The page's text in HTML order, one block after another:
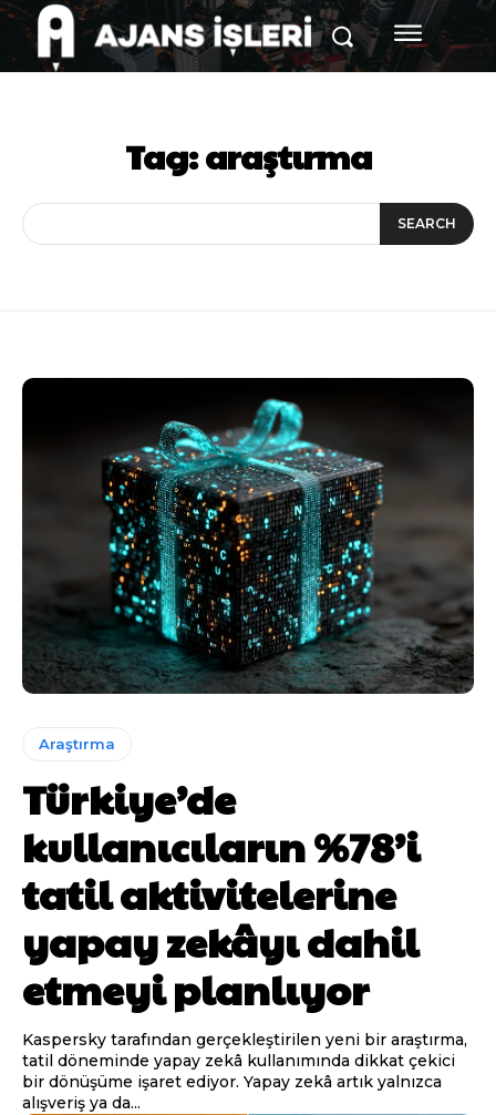
Tag:araştırma
SEARCH
Araştırma
Türkiye’de
kullanıcıların %78’i
tatil aktivitelerine
yapay zekâyı dahil
etmeyi planlıyor
Kaspersky tarafından gerçekleştirilen yeni bir araştırma,
tatil döneminde yapay zekâ kullanımında dikkat çekici
bir dönüşüme işaret ediyor. Yapay zekâ artık yalnızca
alışveriş ya da...